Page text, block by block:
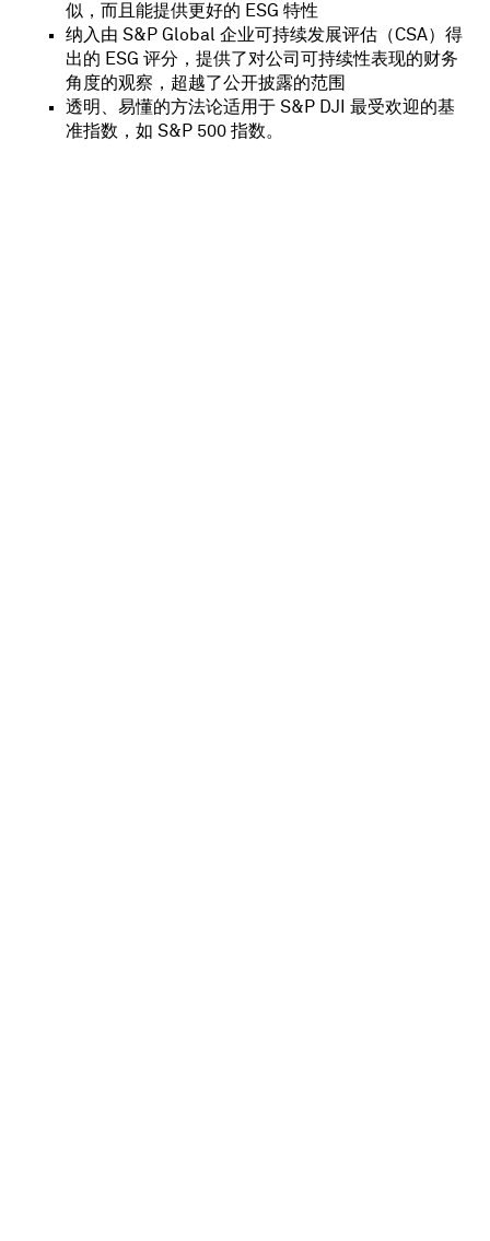
似，而且能提供更好的 ESG 特性
纳入由 S&P Global 企业可持续发展评估（CSA）得
出的 ESG 评分，提供了对公司可持续性表现的财务
角度的观察，超越了公开披露的范围
透明、易懂的方法论适用于 S&P DJI 最受欢迎的基
准指数，如 S&P 500 指数。